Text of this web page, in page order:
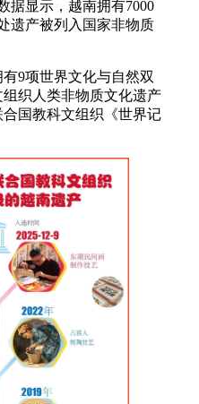
据显示，越南拥有7000
遗产被列入国家非物质
9项世界文化与自然双
织人类非物质文化遗产
国教科文组织《世界记